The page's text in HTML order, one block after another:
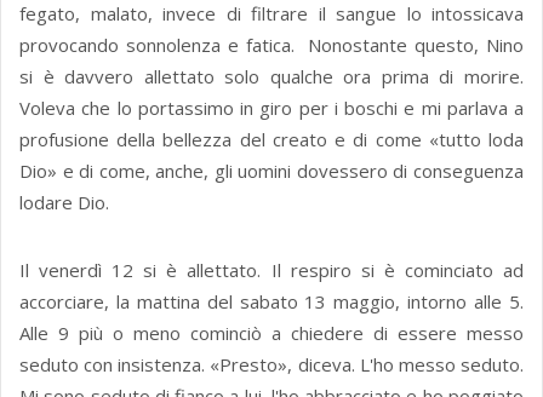
fegato, malato, invece di filtrare il sangue lo intossicava
provocando sonnolenza e fatica. Nonostante questo, Nino
si è davvero allettato solo qualche ora prima di morire.
Voleva che lo portassimo in giro per i boschi e mi parlava a
profusione della bellezza del creato e di come «tutto loda
Dio» e di come, anche, gli uomini dovessero di conseguenza
lodare Dio.
Il venerdì 12 si è allettato. Il respiro si è cominciato ad
accorciare, la mattina del sabato 13 maggio, intorno alle 5.
Alle 9 più o meno cominciò a chiedere di essere messo
seduto con insistenza. «Presto», diceva. L'ho messo seduto.